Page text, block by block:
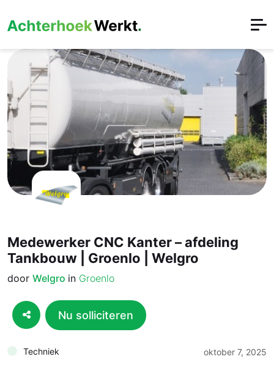
Medewerker CNC Kanter – afdeling
Tankbouw | Groenlo | Welgro
door Welgro in Groenlo
Nu solliciteren
Techniek oktober 7, 2025